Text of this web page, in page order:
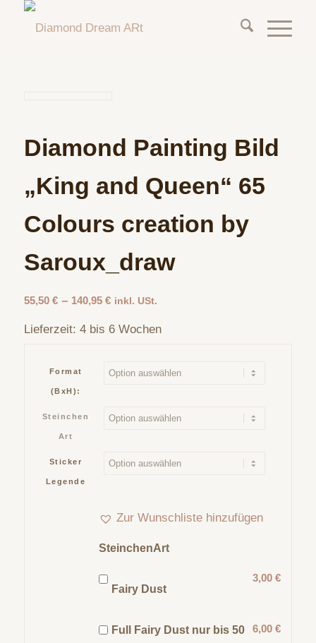
Diamond Painting Bild
„King and Queen“ 65
Colours creation by
Saroux_draw
55,50 €– 140,95 € inkl. USt.
Lieferzeit: 4 bis 6 Wochen
Format
(BxH):
Steinchen
Art
Sticker
Legende
Zur Wunschliste hinzufügen
SteinchenArt
Fairy Dust
3,00 €
Full Fairy Dust nur bis 50
6,00 €